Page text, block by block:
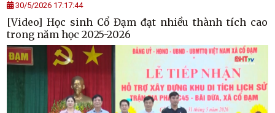
30/5/2026 17:17:44
[Video] Học sinh Cổ Đạm đạt nhiều thành tích cao
trong năm học 2025-2026